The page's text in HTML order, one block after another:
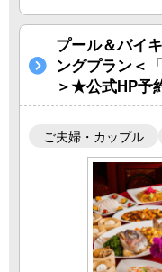
プール＆バイ
ングプラン＜
＞★公式HP予
ご夫婦・カップル